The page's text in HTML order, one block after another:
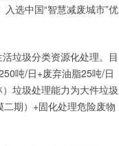
选中国“智慧减废城市”优
垃圾分类资源化处理。目
吨/日+废弃油脂25吨/日
垃圾处理能力为大件垃圾
期）+固化处理危险废物